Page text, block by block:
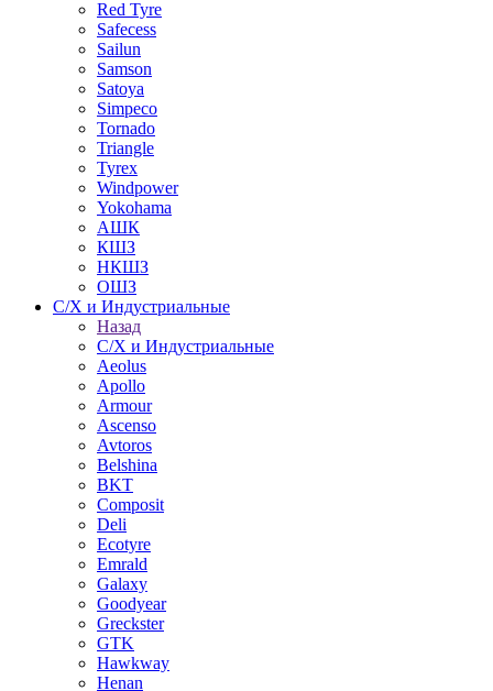
Red Tyre
Safecess
Sailun
Samson
Satoya
Simpeco
Tornado
Triangle
Tyrex
Windpower
Yokohama
АШК
КШЗ
НКШЗ
ОШЗ
С/Х и Индустриальные
Назад
С/Х и Индустриальные
Aeolus
Apollo
Armour
Ascenso
Avtoros
Belshina
BKT
Composit
Deli
Ecotyre
Emrald
Galaxy
Goodyear
Greckster
GTK
Hawkway
Henan